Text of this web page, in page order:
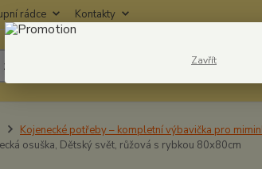
rádce Kontakty
Hledat
Kojenecké potřeby – kompletní výbavička pro
osuška, Dětský svět, růžová s rybkou 80x80cm
Zavřít